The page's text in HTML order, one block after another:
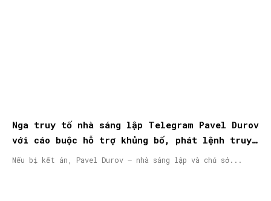
Nga truy tố nhà sáng lập Telegram Pavel Durov
với cáo buộc hỗ trợ khủng bố, phát lệnh truy
nã quốc tế
Nếu bị kết án, Pavel Durov – nhà sáng lập và chủ sở...